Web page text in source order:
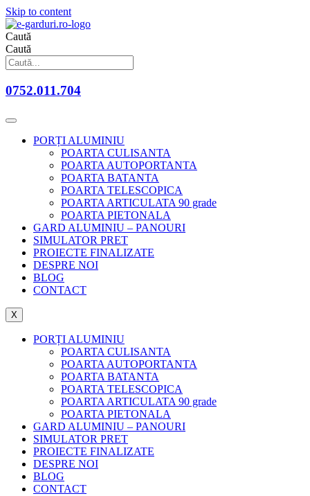
Skip to content
Caută
Caută
0752.011.704
PORȚI ALUMINIU
POARTA CULISANTA
POARTA AUTOPORTANTA
POARTA BATANTA
POARTA TELESCOPICA
POARTA ARTICULATA 90 grade
POARTA PIETONALA
GARD ALUMINIU – PANOURI
SIMULATOR PRET
PROIECTE FINALIZATE
DESPRE NOI
BLOG
CONTACT
X
PORȚI ALUMINIU
POARTA CULISANTA
POARTA AUTOPORTANTA
POARTA BATANTA
POARTA TELESCOPICA
POARTA ARTICULATA 90 grade
POARTA PIETONALA
GARD ALUMINIU – PANOURI
SIMULATOR PRET
PROIECTE FINALIZATE
DESPRE NOI
BLOG
CONTACT